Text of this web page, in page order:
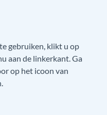
gebruiken, klikt u op
aan de linkerkant. Ga
op het icoon van